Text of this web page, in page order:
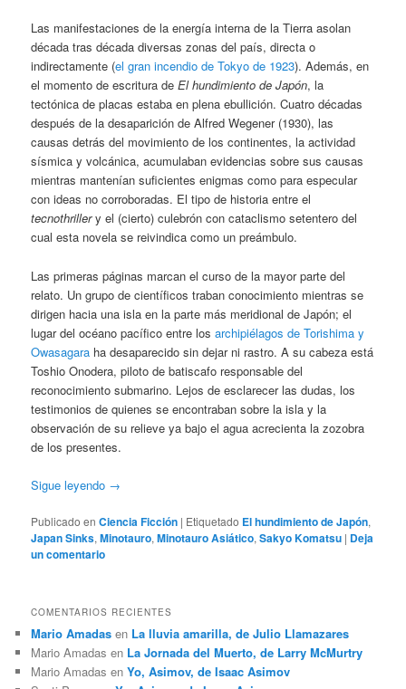
Las manifestaciones de la energía interna de la Tierra asolan
década tras década diversas zonas del país, directa o
indirectamente (el gran incendio de Tokyo de 1923). Además, en
el momento de escritura deEl hundimiento de Japón, la
tectónica de placas estaba en plena ebullición. Cuatro décadas
después de la desaparición de Alfred Wegener (1930), las
causas detrás del movimiento de los continentes, la actividad
sísmica y volcánica, acumulaban evidencias sobre sus causas
mientras mantenían suficientes enigmas como para especular
con ideas no corroboradas. El tipo de historia entre el
tecnothrillery el (cierto) culebrón con cataclismo setentero del
cual esta novela se reivindica como un preámbulo.
Las primeras páginas marcan el curso de la mayor parte del
relato. Un grupo de científicos traban conocimiento mientras se
dirigen hacia una isla en la parte más meridional de Japón; el
lugar del océano pacífico entre losarchipiélagos de Torishima y
Owasagara ha desaparecido sin dejar ni rastro. A su cabeza está
Toshio Onodera, piloto de batiscafo responsable del
reconocimiento submarino. Lejos de esclarecer las dudas, los
testimonios de quienes se encontraban sobre la isla y la
observación de su relieve ya bajo el agua acrecienta la zozobra
de los presentes.
Sigue leyendo →
Publicado en Ciencia Ficción | Etiquetado El hundimiento de Japón,
Japan Sinks,Minotauro,Minotauro Asiático,Sakyo Komatsu | Deja
un comentario
COMENTARIOS RECIENTES
Mario Amadas en La lluvia amarilla, de Julio Llamazares
Mario Amadas en La Jornada del Muerto, de Larry McMurtry
Mario Amadas enYo, Asimov, de Isaac Asimov